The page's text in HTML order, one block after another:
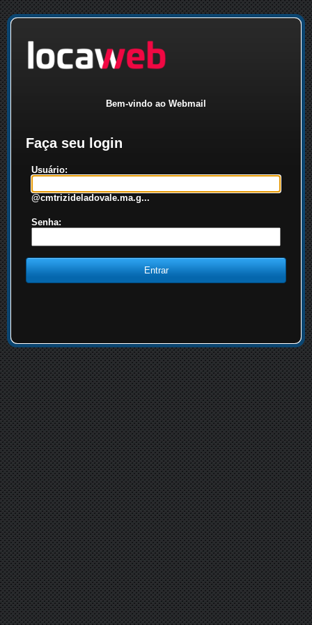
Bem-vindo ao Webmail
Faça seu login
Usuário:
@cmtrizideladovale.ma.g...
Senha: